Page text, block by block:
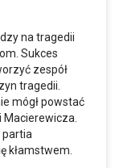
na tragedii
Sukces
zespół
tragedii.
mógł powstać
Macierewicza.
partia
kłamstwem.